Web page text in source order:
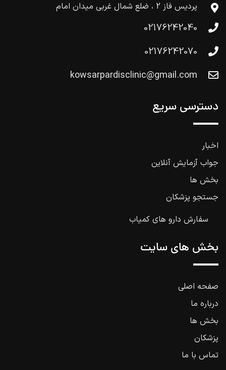
پردیس فاز 2 ، ضلع شمال غربی میدان امام
02176242040
02176242070
kowsarpardisclinic@gmail.com
دسترسی سریع
اخبار
جواب آزمایش آنلاین
بخش ها
جستجو پزشکان
سفارش دارو های کمیاب
بخش های سایت
صفحه اصلی
درباره ما
بخش ها
پزشکان
تماس با ما